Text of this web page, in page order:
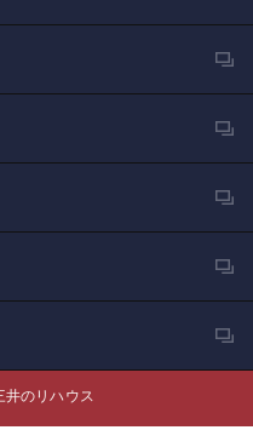
のリハウス